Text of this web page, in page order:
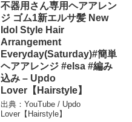
不器用さん専用ヘアアレン
ジ ゴム1新エルサ髪 New
Idol Style Hair
Arrangement
Everyday(Saturday)#簡単
ヘアアレンジ #elsa #編み
込み – Updo
Lover【Hairstyle】
出典：YouTube / Updo
Lover【Hairstyle】